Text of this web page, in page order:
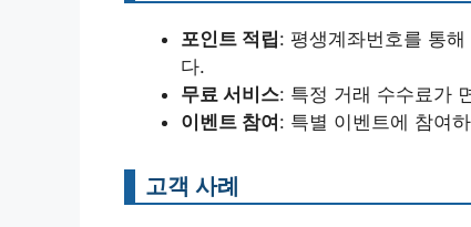
포인트 적립: 평생계좌번호를 통
다.
무료 서비스: 특정 거래 수수료가
이벤트 참여: 특별 이벤트에 참여
고객 사례